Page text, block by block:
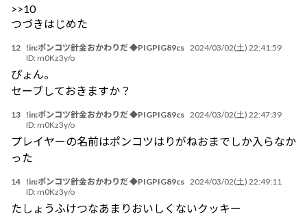
>>10
つづきはじめた
12 !in:ポンコツ針金おかわりだ ◆PIGPIG89cs 2024/03/02(土) 22:41:59
ID: m0Kz3y/o
ぴょん。
セーブしておきますか？
13 !in:ポンコツ針金おかわりだ ◆PIGPIG89cs 2024/03/02(土) 22:47:39
ID: m0Kz3y/o
プレイヤーの名前はポンコツはりがねおまでしか入らなか
った
14 !in:ポンコツ針金おかわりだ ◆PIGPIG89cs 2024/03/02(土) 22:49:11
ID: m0Kz3y/o
たしょうふけつなあまりおいしくないクッキー